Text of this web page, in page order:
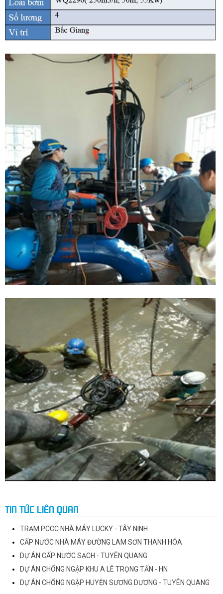
TIN TỨC LIÊN QUAN
TRẠM PCCC NHÀ MÁY LUCKY - TÂY NINH
CẤP NƯỚC NHÀ MÁY ĐƯỜNG LAM SƠN THANH HÓA
DỰ ÁN CẤP NƯỚC SẠCH - TUYÊN QUANG
DỰ ÁN CHỐNG NGẬP KHU A LÊ TRỌNG TẤN - HN
DỰ ÁN CHỐNG NGẬP HUYỆN SƯƠNG DƯƠNG - TUYÊN QUANG